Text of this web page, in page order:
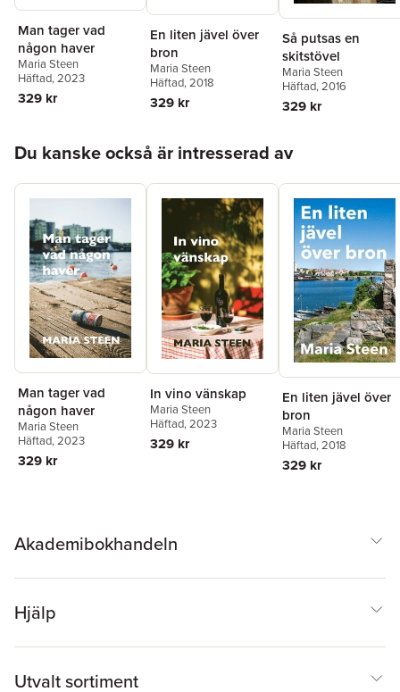
Man tager vad
någon haver
Maria Steen
Häftad, 2023
329 kr
En liten jävel över
bron
Maria Steen
Häftad, 2018
329 kr
Så putsas en
skitstövel
Maria Steen
Häftad, 2016
329 kr
Du kanske också är intresserad av
Man tager vad
någon haver
Maria Steen
Häftad, 2023
329 kr
In vino vänskap
Maria Steen
Häftad, 2023
329 kr
En liten jävel över
bron
Maria Steen
Häftad, 2018
329 kr
Akademibokhandeln
Hjälp
Utvalt sortiment